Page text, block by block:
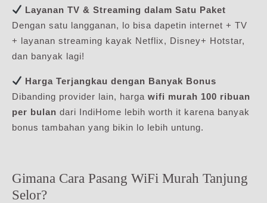
Layanan TV & Streaming dalam Satu Paket
Dengan satu langganan, lo bisa dapetin internet + TV
+ layanan streaming kayak Netflix, Disney+ Hotstar,
dan banyak lagi!
Harga Terjangkau dengan Banyak Bonus
Dibanding provider lain, harga wifi murah 100 ribuan
per bulan dari IndiHome lebih worth it karena banyak
bonus tambahan yang bikin lo lebih untung.
Gimana Cara Pasang WiFi Murah Tanjung
Selor?